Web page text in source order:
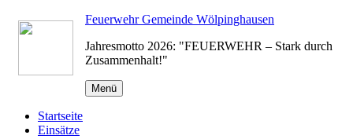
Zum
Inhalt
Feuerwehr Gemeinde Wölpinghausen
Jahresmotto 2026: "FEUERWEHR – Stark durch
Zusammenhalt!"
Menü
Startseite
Einsätze